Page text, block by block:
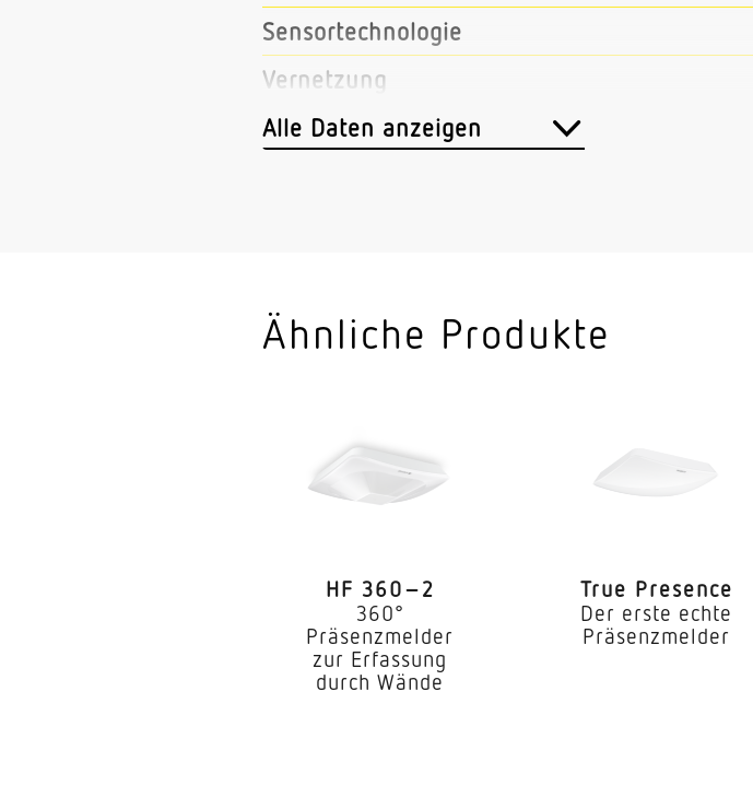
Sensortechnologie
Vernetzung
Art der Vernetzung
Anwendung, Raum
Montageart
Montagehöhe
Montagehöhe max
Leistung
Erfassungswinkel
Alle Daten anzeigen
Ähnliche Produkte
HF 360–2
360°
Präsenzmelder
zur Erfassung
durch Wände
True Presence
Der erste echte
Präsenzmelder